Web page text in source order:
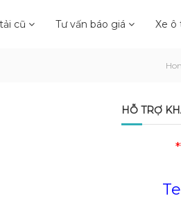
cũ Tư vấn báo giá Xe ô
HỖ TRỢ